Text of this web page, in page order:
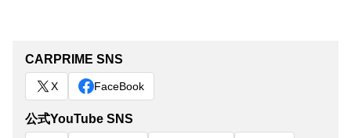
CARPRIME SNS
X FaceBook
公式YouTube SNS